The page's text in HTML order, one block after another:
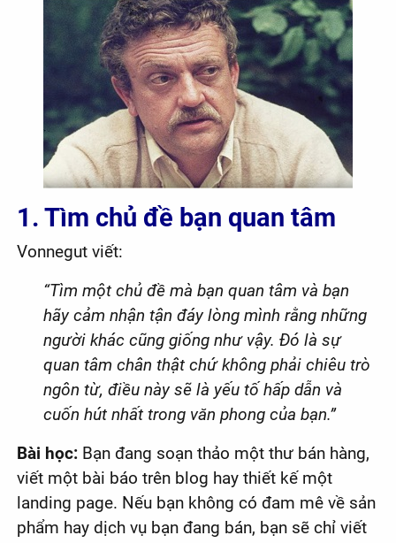
1. Tìm chủ đề bạn quan tâm
Vonnegut viết:
“Tìm một chủ đề mà bạn quan tâm và bạn
hãy cảm nhận tận đáy lòng mình rằng những
người khác cũng giống như vậy. Đó là sự
quan tâm chân thật chứ không phải chiêu trò
ngôn từ, điều này sẽ là yếu tố hấp dẫn và
cuốn hút nhất trong văn phong của bạn.”
Bài học: Bạn đang soạn thảo một thư bán hàng,
viết một bài báo trên blog hay thiết kế một
landing page. Nếu bạn không có đam mê về sản
phẩm hay dịch vụ bạn đang bán, bạn sẽ chỉ viết